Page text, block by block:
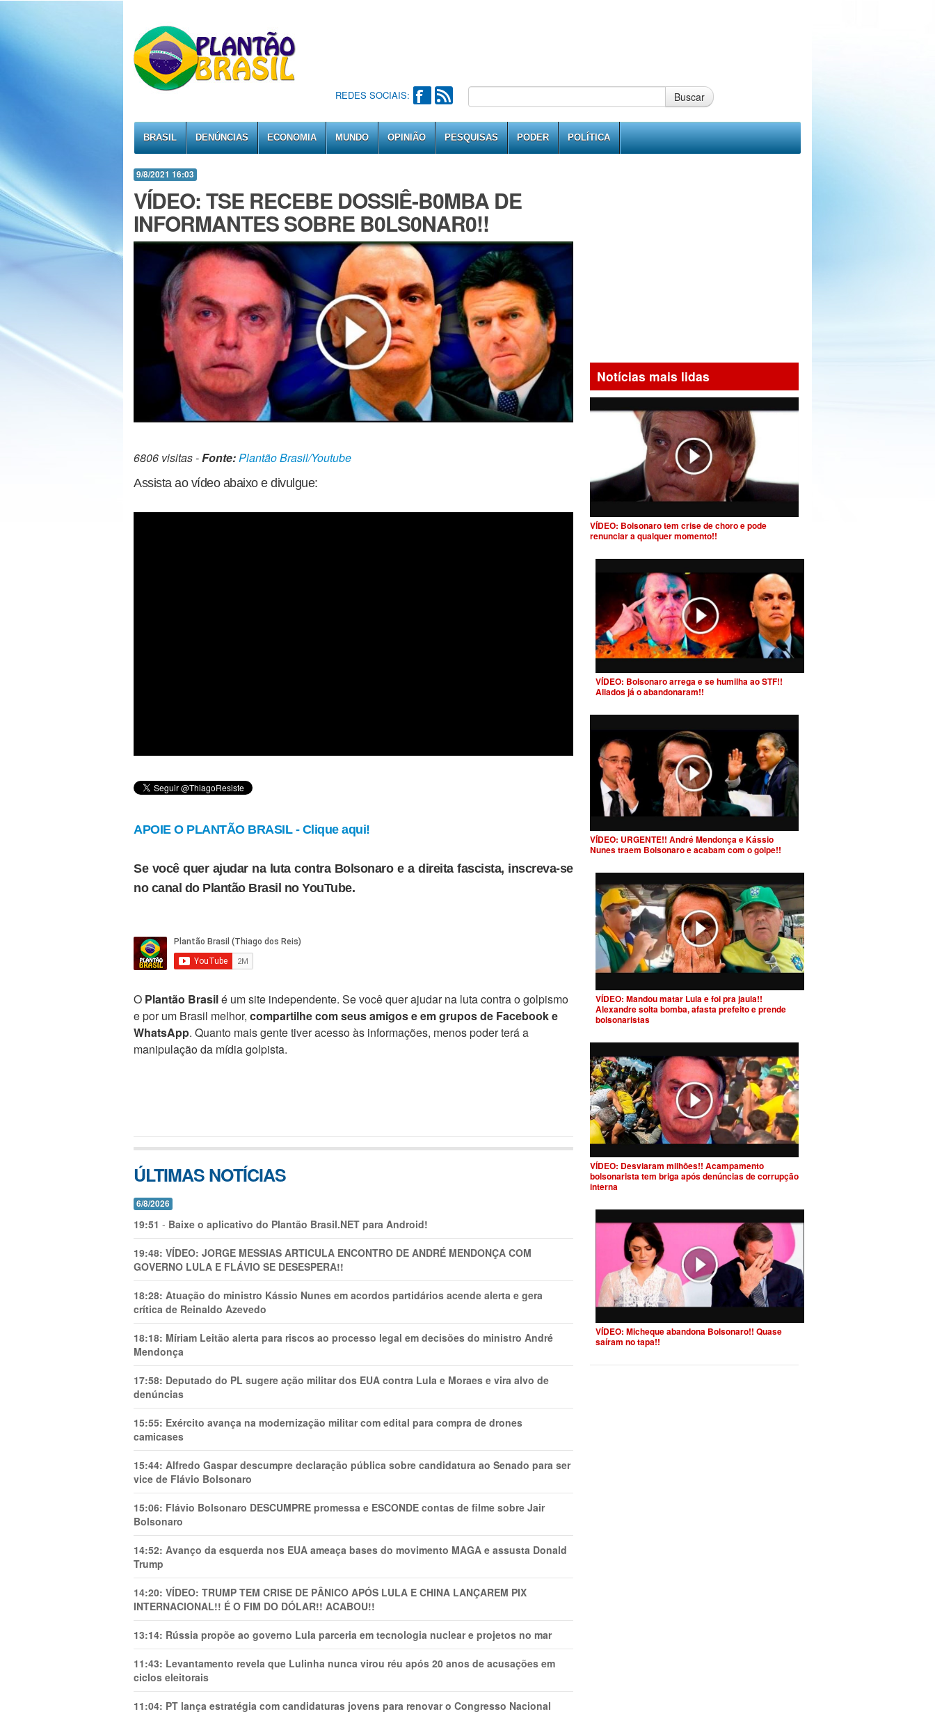
REDES SOCIAIS: Buscar
BRASIL DENÚNCIAS ECONOMIA MUNDO OPINIÃO PESQUISAS PODER POLÍTICA
9/8/2021 16:03
VÍDEO: TSE RECEBE DOSSIÊ-B0MBA DE
INFORMANTES SOBRE B0LS0NAR0!!
6806 visitas -Fonte:Plantão Brasil/Youtube
Assista ao vídeo abaixo e divulgue:
APOIE O PLANTÃO BRASIL - Clique aqui!
Se você quer ajudar na luta contra Bolsonaro e a direita fascista, inscreva-se
no canal do Plantão Brasil no YouTube.
O Plantão Brasilé um site independente. Se você quer ajudar na luta contra o golpismo
e por um Brasil melhor, compartilhe com seus amigos e em grupos de Facebook e
WhatsApp. Quanto mais gente tiver acesso às informações, menos poder terá a
manipulação da mídia golpista.
ÚLTIMAS NOTÍCIAS
6/8/2026
19:51 - Baixe o aplicativo do Plantão Brasil.NET para Android!
19:48: VÍDEO: JORGE MESSIAS ARTICULA ENCONTRO DE ANDRÉ MENDONÇA COM
GOVERNO LULA E FLÁVIO SE DESESPERA!!
18:28: Atuação do ministro Kássio Nunes em acordos partidários acende alerta e gera
crítica de Reinaldo Azevedo
18:18: Míriam Leitão alerta para riscos ao processo legal em decisões do ministro André
Mendonça
17:58: Deputado do PL sugere ação militar dos EUA contra Lula e Moraes e vira alvo de
denúncias
15:55: Exército avança na modernização militar com edital para compra de drones
camicases
15:44: Alfredo Gaspar descumpre declaração pública sobre candidatura ao Senado para ser
vice de Flávio Bolsonaro
15:06: Flávio Bolsonaro DESCUMPRE promessa e ESCONDE contas de filme sobre Jair
Bolsonaro
14:52: Avanço da esquerda nos EUA ameaça bases do movimento MAGA e assusta Donald
Trump
14:20: VÍDEO: TRUMP TEM CRlSE DE PÂNlCO APÓS LULA E CHINA LANÇAREM PIX
INTERNACIONAL!! É O FIM DO DÓLAR!! ACABOU!!
13:14: Rússia propõe ao governo Lula parceria em tecnologia nuclear e projetos no mar
11:43: Levantamento revela que Lulinha nunca virou réu após 20 anos de acusações em
ciclos eleitorais
11:04: PT lança estratégia com candidaturas jovens para renovar o Congresso Nacional
Notícias mais lidas
VÍDEO: Bolsonaro tem crise de choro e pode
renunciar a qualquer momento!!
VÍDEO: Bolsonaro arrega e se humilha ao STF!!
Aliados já o abandonaram!!
VÍDEO: URGENTE!! André Mendonça e Kássio
Nunes traem Bolsonaro e acabam com o golpe!!
VÍDEO: Mandou matar Lula e foi pra jaula!!
Alexandre solta bomba, afasta prefeito e prende
bolsonaristas
VÍDEO: Desviaram milhões!! Acampamento
bolsonarista tem briga após denúncias de corrupção
interna
VÍDEO: Micheque abandona Bolsonaro!! Quase
saíram no tapa!!